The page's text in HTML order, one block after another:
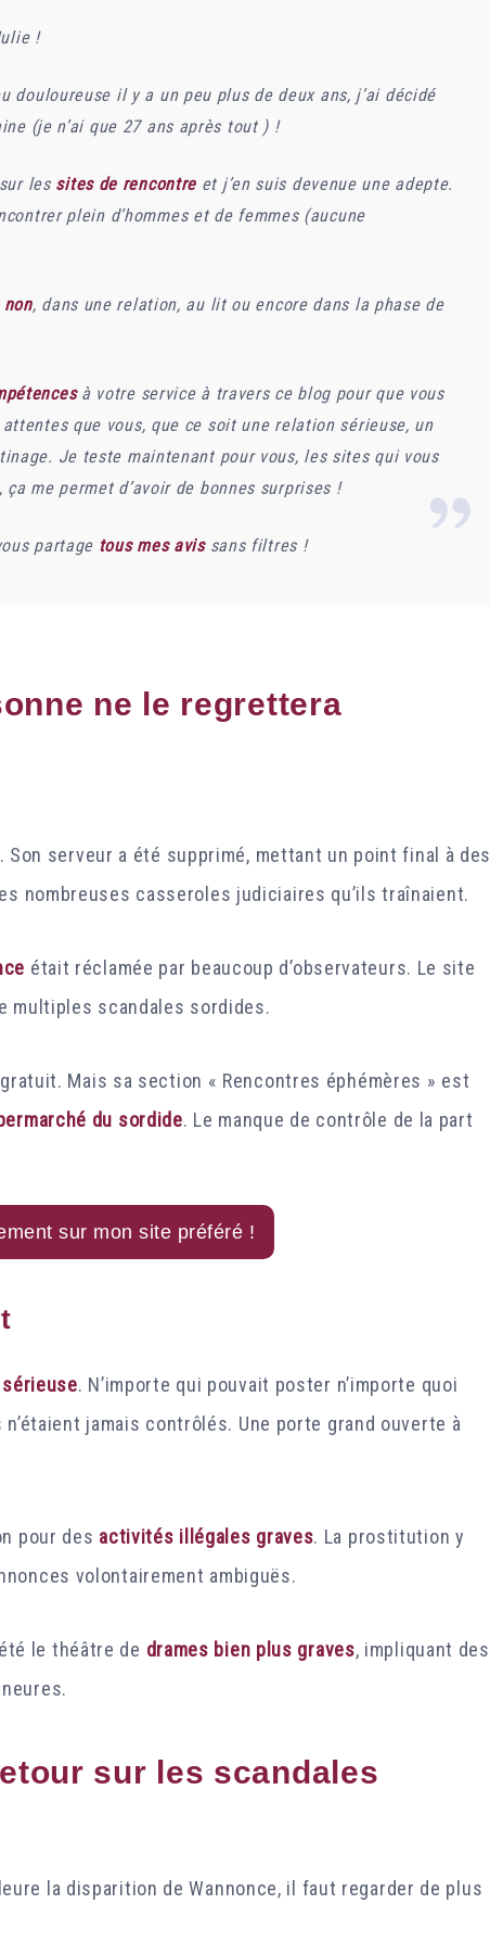
!
douloureuse il y a un peu plus de deux ans, j’ai décidé
(je n’ai que 27 ans après tout ) !
les sites de rencontre et j’en suis devenue une adepte.
plein d’hommes et de femmes (aucune
, dans une relation, au lit ou encore dans la phase de
à votre service à travers ce blog pour que vous
que vous, que ce soit une relation sérieuse, un
. Je teste maintenant pour vous, les sites qui vous
ça me permet d’avoir de bonnes surprises !
partage tous mes avissans filtres !
ne le regrettera
. Son serveur a été supprimé, mettant un point final à des
nombreuses casseroles judiciaires qu’ils traînaient.
était réclamée par beaucoup d’observateurs. Le site
multiples scandales sordides.
Mais sa section « Rencontres éphémères » est
du sordide. Le manque de contrôle de la part
sur mon site préféré !
. N’importe qui pouvait poster n’importe quoi
jamais contrôlés. Une porte grand ouverte à
pour des activités illégales graves. La prostitution y
volontairement ambiguës.
le théâtre de drames bien plus graves, impliquant des
sur les scandales
la disparition de Wannonce, il faut regarder de plus